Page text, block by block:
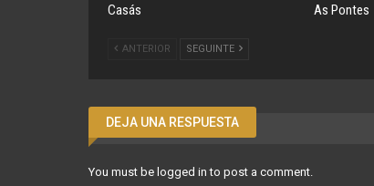
Casás
As Pontes
ANTERIOR SEGUINTE
DEJA UNA RESPUESTA
You must be logged in to post a comment.